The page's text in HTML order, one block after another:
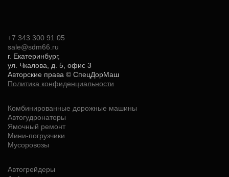
+7 343 300 91 05
sale@sdm66.ru
г. Екатеринбург,
ул. Чкалова, д. 5, офис 3
Авторские права © СпецДорМаш
Политика конфиденциальности
Комбинированные дорожные машины
Автогудронаторы
Ямочный ремонт
Мини-погрузчики
Мусоровозы
Автогрейдеры